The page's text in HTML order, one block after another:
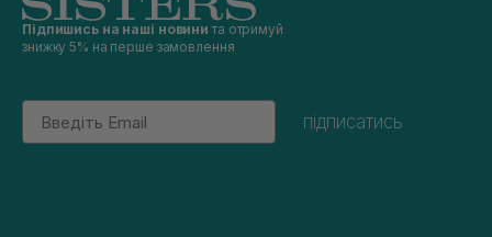
Підпишись на наші новини та отримуй
знижку 5% на перше замовлення
Email
підписатись